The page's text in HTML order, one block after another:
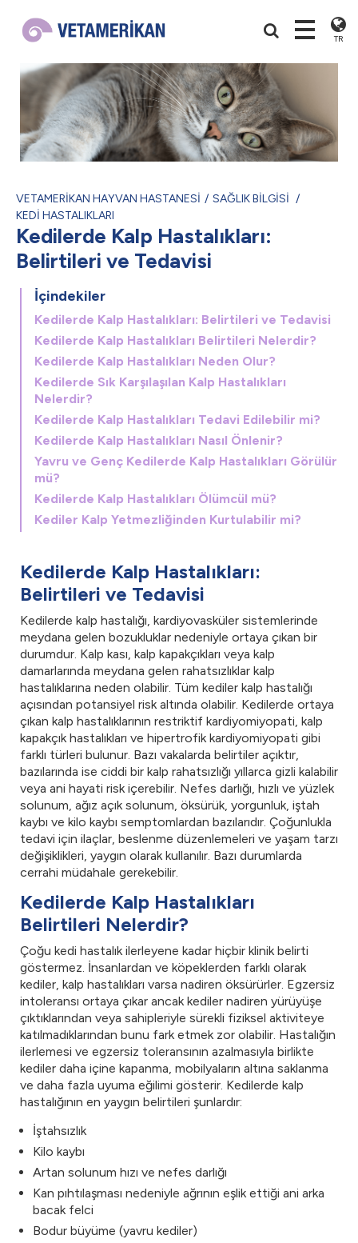
TR
VETAMERİKAN HAYVAN HASTANESİ
SAĞLIK BİLGİSİ
KEDİ HASTALIKLARI
Kedilerde Kalp Hastalıkları:
Belirtileri ve Tedavisi
İçindekiler
Kedilerde Kalp Hastalıkları: Belirtileri ve Tedavisi
Kedilerde Kalp Hastalıkları Belirtileri Nelerdir?
Kedilerde Kalp Hastalıkları Neden Olur?
Kedilerde Sık Karşılaşılan Kalp Hastalıkları
Nelerdir?
Kedilerde Kalp Hastalıkları Tedavi Edilebilir mi?
Kedilerde Kalp Hastalıkları Nasıl Önlenir?
Yavru ve Genç Kedilerde Kalp Hastalıkları Görülür
mü?
Kedilerde Kalp Hastalıkları Ölümcül mü?
Kediler Kalp Yetmezliğinden Kurtulabilir mi?
Kedilerde Kalp Hastalıkları:
Belirtileri ve Tedavisi
Kedilerde kalp hastalığı, kardiyovasküler sistemlerinde
meydana gelen bozukluklar nedeniyle ortaya çıkan bir
durumdur. Kalp kası, kalp kapakçıkları veya kalp
damarlarında meydana gelen rahatsızlıklar kalp
hastalıklarına neden olabilir. Tüm kediler kalp hastalığı
açısından potansiyel risk altında olabilir. Kedilerde ortaya
çıkan kalp hastalıklarının restriktif kardiyomiyopati, kalp
kapakçık hastalıkları ve hipertrofik kardiyomiyopati gibi
farklı türleri bulunur. Bazı vakalarda belirtiler açıktır,
bazılarında ise ciddi bir kalp rahatsızlığı yıllarca gizli kalabilir
veya ani hayati risk içerebilir. Nefes darlığı, hızlı ve yüzlek
solunum, ağız açık solunum, öksürük, yorgunluk, iştah
kaybı ve kilo kaybı semptomlardan bazılarıdır. Çoğunlukla
tedavi için ilaçlar, beslenme düzenlemeleri ve yaşam tarzı
değişiklikleri, yaygın olarak kullanılır. Bazı durumlarda
cerrahi müdahale gerekebilir.
Kedilerde Kalp Hastalıkları
Belirtileri Nelerdir?
Çoğu kedi hastalık ilerleyene kadar hiçbir klinik belirti
göstermez. İnsanlardan ve köpeklerden farklı olarak
kediler, kalp hastalıkları varsa nadiren öksürürler. Egzersiz
intoleransı ortaya çıkar ancak kediler nadiren yürüyüşe
çıktıklarından veya sahipleriyle sürekli fiziksel aktiviteye
katılmadıklarından bunu fark etmek zor olabilir. Hastalığın
ilerlemesi ve egzersiz toleransının azalmasıyla birlikte
kediler daha içine kapanma, mobilyaların altına saklanma
ve daha fazla uyuma eğilimi gösterir. Kedilerde kalp
hastalığının en yaygın belirtileri şunlardır:
İştahsızlık
Kilo kaybı
Artan solunum hızı ve nefes darlığı
Kan pıhtılaşması nedeniyle ağrının eşlik ettiği ani arka
bacak felci
Bodur büyüme (yavru kediler)